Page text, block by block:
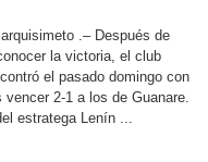
.– Después de
la victoria, el club
el pasado domingo con
2-1 a los de Guanare.
estratega Lenín ...